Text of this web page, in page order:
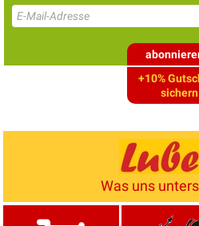
+10%
sichern
Was uns